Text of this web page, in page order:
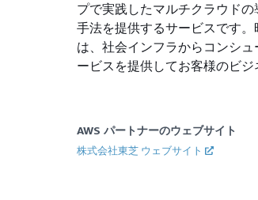
プで実践したマルチクラウド
手法を提供するサービスです
は、社会インフラからコンシ
ービスを提供してお客様のビジ
AWS パートナーのウェブサイト
株式会社東芝 ウェブサイト